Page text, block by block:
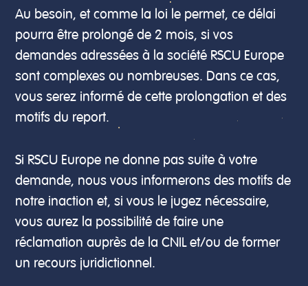
Au besoin, et comme la loi le permet, ce délai
pourra être prolongé de 2 mois, si vos
demandes adressées à la société RSCU Europe
sont complexes ou nombreuses. Dans ce cas,
vous serez informé de cette prolongation et des
motifs du report.
Si RSCU Europe ne donne pas suite à votre
demande, nous vous informerons des motifs de
notre inaction et, si vous le jugez nécessaire,
vous aurez la possibilité de faire une
réclamation auprès de la CNIL et/ou de former
un recours juridictionnel.